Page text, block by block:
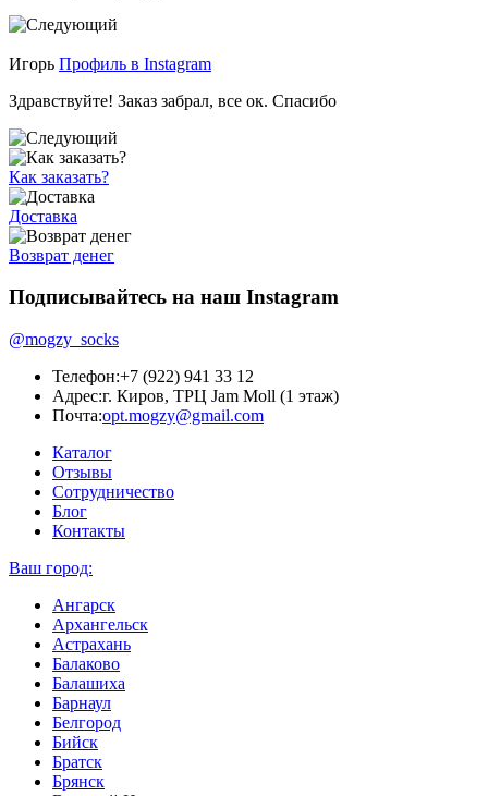
Игорь Профиль в Instagram
Здравствуйте! Заказ забрал, все ок. Спасибо
Как заказать?
Доставка
Возврат денег
Подписывайтесь на наш Instagram
@mogzy_socks
Телефон:+7 (922) 941 33 12
Адрес:г. Киров, ТРЦ Jam Moll (1 этаж)
Почта:opt.mogzy@gmail.com
Каталог
Отзывы
Сотрудничество
Блог
Контакты
Ваш город:
Ангарск
Архангельск
Астрахань
Балаково
Балашиха
Барнаул
Белгород
Бийск
Братск
Брянск